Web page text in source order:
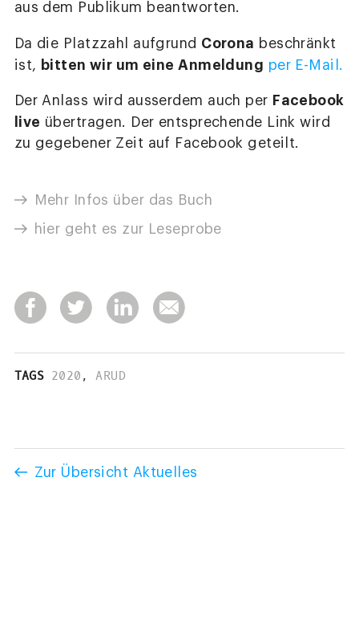
aus dem Publikum beantworten.
Da die Platzzahl aufgrund Corona beschränkt
ist, bitten wir um eine Anmeldung per E-Mail.
Der Anlass wird ausserdem auch per Facebook
live übertragen. Der entsprechende Link wird
zu gegebener Zeit auf Facebook geteilt.
Mehr Infos über das Buch
hier geht es zur Leseprobe
TAGS 2020 , ARUD
Zur Übersicht Aktuelles